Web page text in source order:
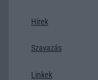
Hírek
Szavazás
Linkek